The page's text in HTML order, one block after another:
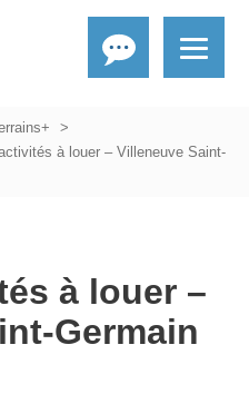
à louer – Villeneuve Saint-
à louer –
Germain